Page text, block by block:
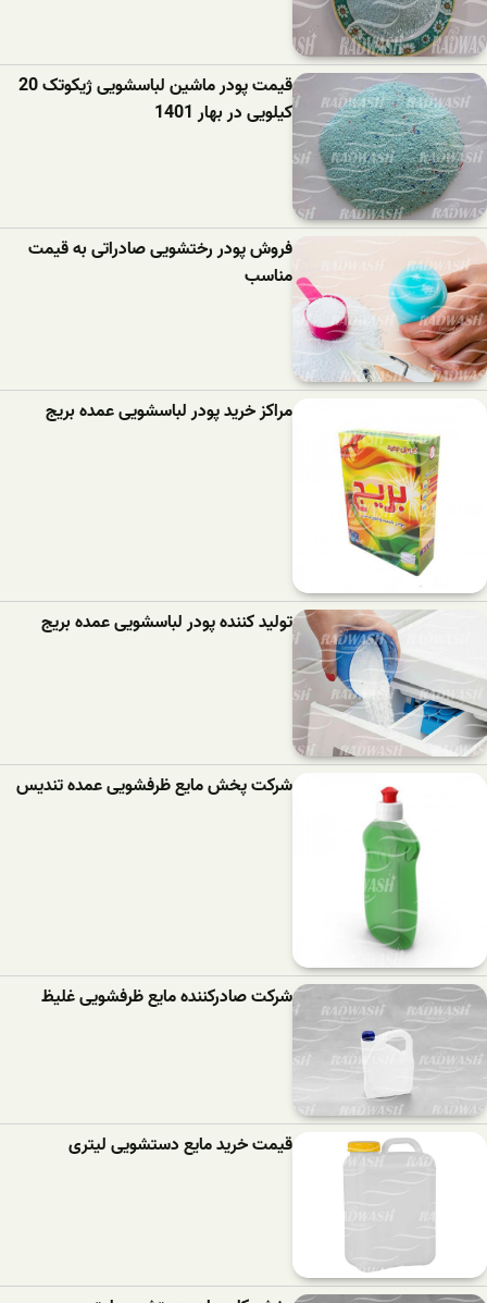
قیمت پودر ماشین لباسشویی ژیکوتک 20
کیلویی در بهار 1401
فروش پودر رختشویی صادراتی به قیمت
مناسب
مراکز خرید پودر لباسشویی عمده بریج
تولید کننده پودر لباسشویی عمده بریج
شرکت پخش مایع ظرفشویی عمده تندیس
شرکت صادرکننده مایع ظرفشویی غلیظ
قیمت خرید مایع دستشویی لیتری